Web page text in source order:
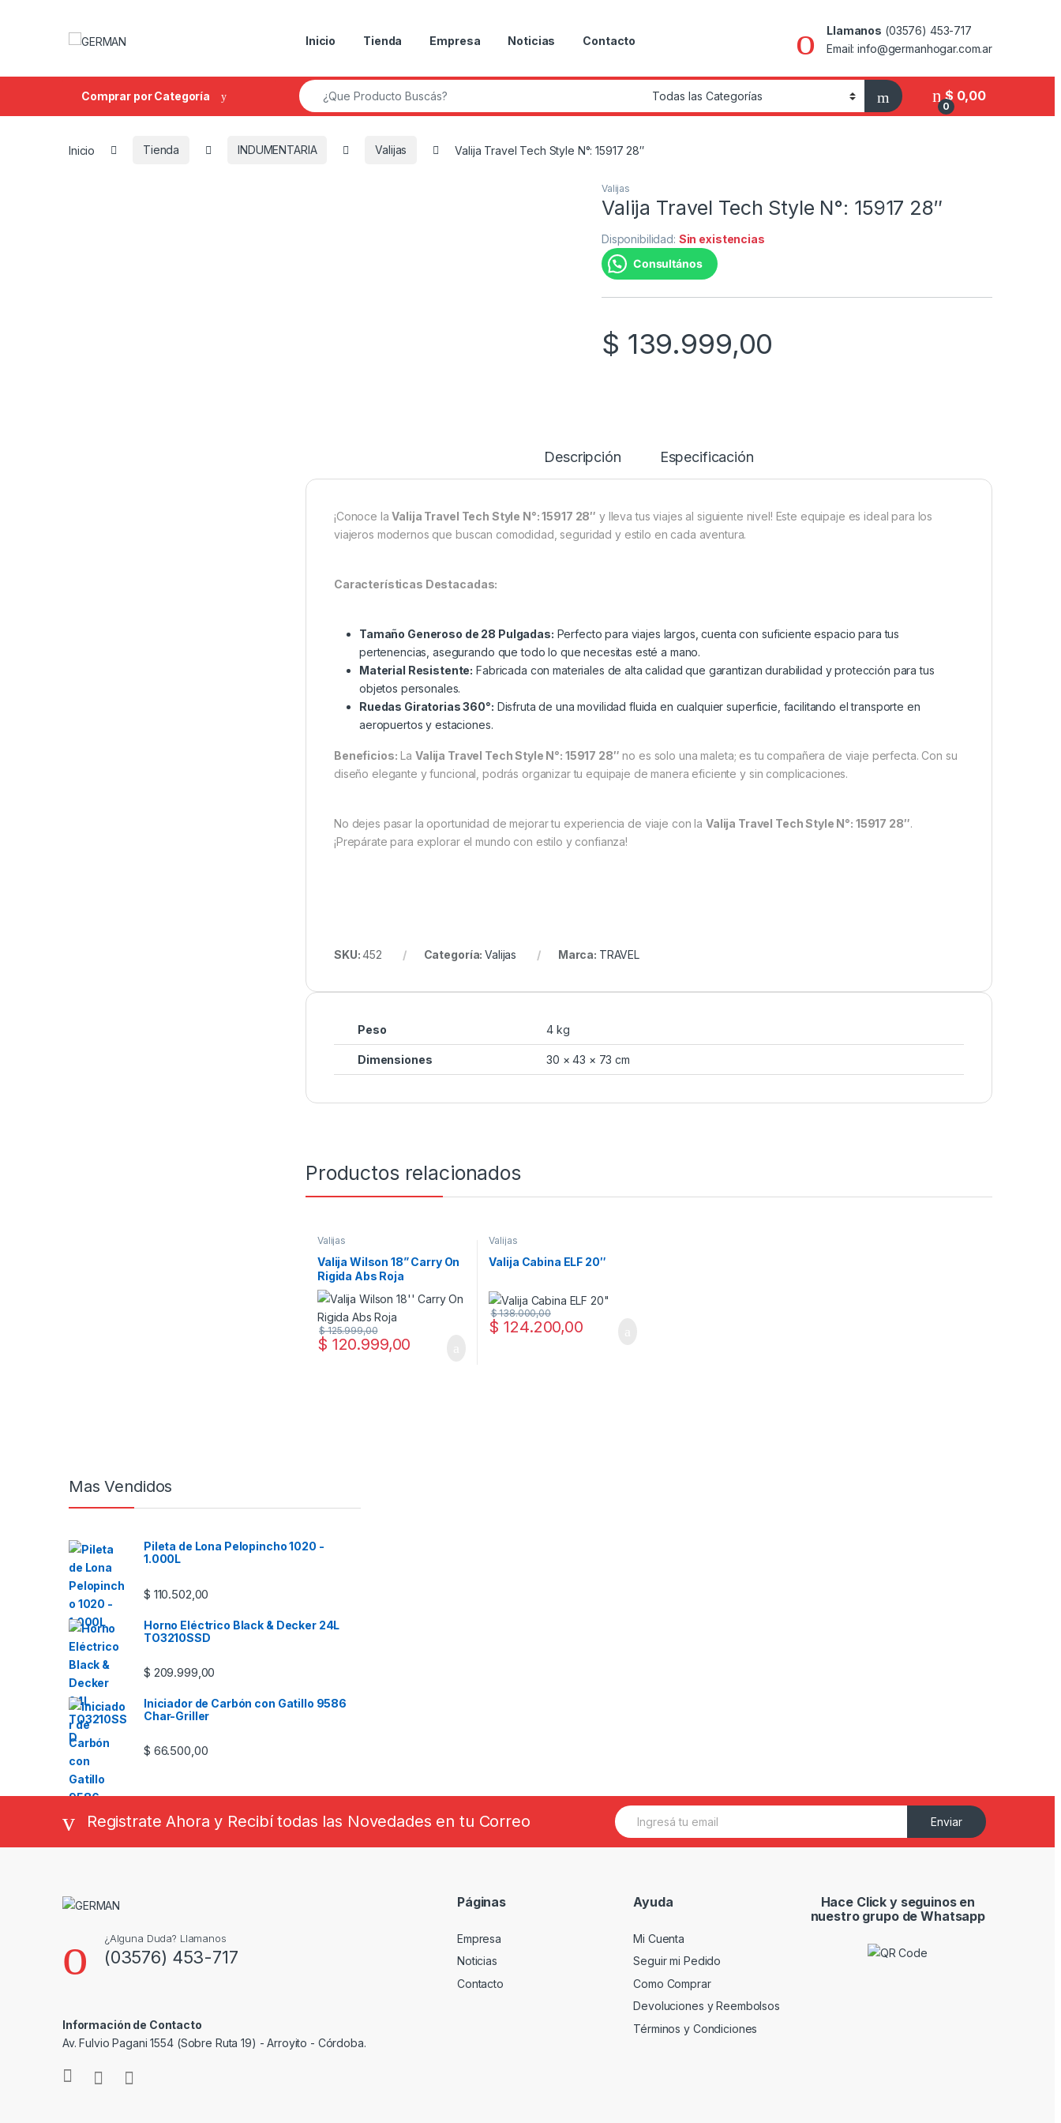
Inicio Tienda Empresa Noticias Contacto
Llamanos (03576) 453-717
Email: info@germanhogar.com.ar
Comprar por Categoría
Search for:
0
$ 0,00
Inicio Tienda INDUMENTARIA Valijas Valija Travel Tech Style N°: 15917 28″
Valijas
Valija Travel Tech Style N°: 15917 28″
Disponibilidad: Sin existencias
Consultános
$ 139.999,00
Descripción Especificación
¡Conoce laValija Travel Tech Style N°: 15917 28″ y lleva tus viajes al siguiente nivel! Este equipaje es ideal para los
viajeros modernos que buscan comodidad, seguridad y estilo en cada aventura.
Características Destacadas:
Tamaño Generoso de 28 Pulgadas: Perfecto para viajes largos, cuenta con suficiente espacio para tus
pertenencias, asegurando que todo lo que necesitas esté a mano.
Material Resistente: Fabricada con materiales de alta calidad que garantizan durabilidad y protección para tus
objetos personales.
Ruedas Giratorias 360°: Disfruta de una movilidad fluida en cualquier superficie, facilitando el transporte en
aeropuertos y estaciones.
Beneficios: La Valija Travel Tech Style N°: 15917 28″ no es solo una maleta; es tu compañera de viaje perfecta. Con su
diseño elegante y funcional, podrás organizar tu equipaje de manera eficiente y sin complicaciones.
No dejes pasar la oportunidad de mejorar tu experiencia de viaje con la Valija Travel Tech Style N°: 15917 28″.
¡Prepárate para explorar el mundo con estilo y confianza!
SKU:452 Categoría:Valijas Marca: TRAVEL
Peso 4 kg
Dimensiones 30 × 43 × 73 cm
Productos relacionados
Valijas
Valija Wilson 18” Carry On
Rigida Abs Roja
$ 120.999,00
$125.999,00
Valijas
Valija Cabina ELF 20″
$ 124.200,00
$138.000,00
Mas Vendidos
Pileta de Lona Pelopincho 1020 -
1.000L
$ 110.502,00
Horno Eléctrico Black & Decker 24L
TO3210SSD
$ 209.999,00
Iniciador de Carbón con Gatillo 9586
Char-Griller
$ 66.500,00
Registrate Ahora y Recibí todas las Novedades en tu Correo
E
m
Enviar
¿Alguna Duda? Llamanos
(03576) 453-717
Información de Contacto
Av. Fulvio Pagani 1554 (Sobre Ruta 19) - Arroyito - Córdoba.
Páginas
Empresa
Noticias
Contacto
Ayuda
Mi Cuenta
Seguir mi Pedido
Como Comprar
Devoluciones y Reembolsos
Términos y Condiciones
Hace Click y seguinos en
nuestro grupo de Whatsapp